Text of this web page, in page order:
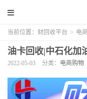
当前位置： 财回收平台 > 电
油卡回收|中石化加
2022-05-03 分类： 电商购物